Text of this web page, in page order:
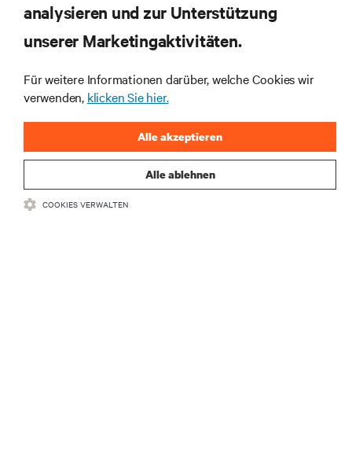
Themen der Branche, mit aktuellen Diskussionen
und Einblicken von Experten in das
Rechenzentrums- und Infrastrukturmanagement.
JETZT ANMELDEN
analysieren und zur Unterstützung
unserer Marketingaktivitäten.
Für weitere Informationen darüber, welche Cookies wir
verwenden, klicken Sie hier.
Alle ablehnen
Alle akzeptieren
COOKIES VERWALTEN